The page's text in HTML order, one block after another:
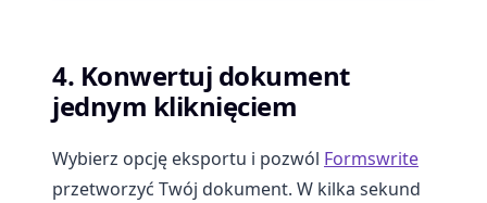
4. Konwertuj dokument
jednym kliknięciem
Wybierz opcję eksportu i pozwól Formswrite
przetworzyć Twój dokument. W kilka sekund